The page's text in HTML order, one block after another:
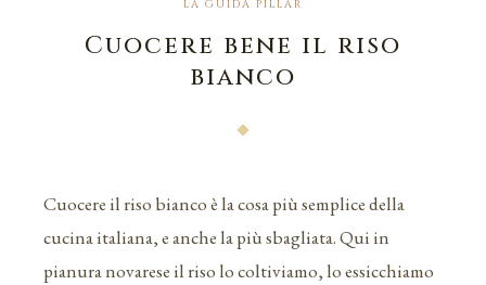
LA GUIDA PILLAR
Cuocere bene il riso
bianco
Cuocere il riso bianco è la cosa più semplice della
cucina italiana, e anche la più sbagliata. Qui in
pianura novarese il riso lo coltiviamo, lo essicchiamo